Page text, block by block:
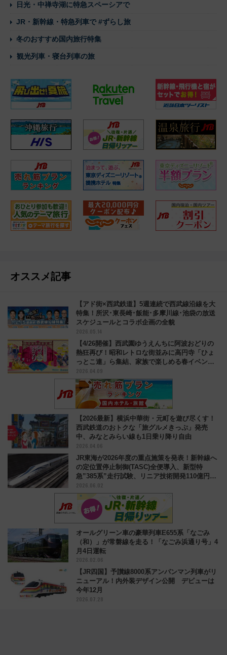
日光・中禅寺湖に特急スペーシアで
JR・新幹線・特急列車で #ずらし旅
冬のおすすめ国内旅行特集
観光列車・寝台列車の旅
オススメ記事
【アド街×西武鉄道】5週連続で西武線沿線を大
特集！所沢･東長崎･飯能･多摩川線･池袋の放送
スケジュールとコラボ企画の全貌
2026.05.14
【4/26開催】西武園ゆうえんちに阿波おどりの
熱狂再び！昭和レトロな街並みに高円寺「ひょ
っとこ連」ら集結、家族で楽しめる春イベント
を紹介
2026.04.09
【2026最新】横浜中華街・元町を遊び尽くす！
西武鉄道のおトクな「旅グルメきっぷ」発売
中、みなとみらい線も1日乗り降り自由
2026.04.06
JR東海が2026年度の重点施策を発表！新幹線へ
の定位置停止制御(TASC)全便導入、新型特
急”385系”走行試験、リニア技術開発110億円な
ど
2026.06.02
オールグリーン車の豪華列車E655系「なごみ
（和）」が常磐線を走る！「なごみ浜通り号」4
月4日運転
2026.02.06
【JR四国】予讃線8000系アンパンマン列車がリ
ニューアル！内外装デザイン公開 デビューは
今年12月
2026.07.28